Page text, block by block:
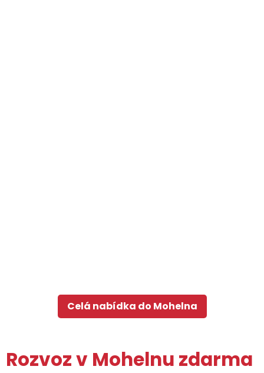
Celá nabídka do Mohelna
Rozvoz v Mohelnu zdarma